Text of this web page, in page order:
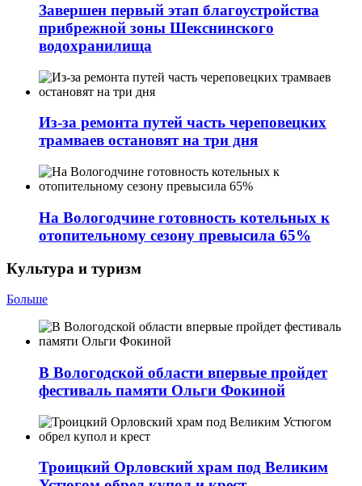
Завершен первый этап благоустройства
прибрежной зоны Шекснинского
водохранилища
Из-за ремонта путей часть череповецких
трамваев остановят на три дня
На Вологодчине готовность котельных к
отопительному сезону превысила 65%
Культура и туризм
Больше
В Вологодской области впервые пройдет
фестиваль памяти Ольги Фокиной
Троицкий Орловский храм под Великим